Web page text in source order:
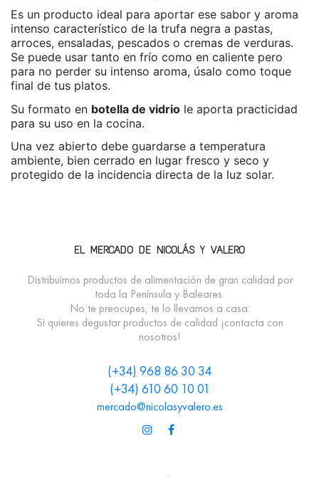
Es un producto ideal para aportar ese sabor y aroma
intenso característico de la trufa negra a pastas,
arroces, ensaladas, pescados o cremas de verduras.
Se puede usar tanto en frío como en caliente pero
para no perder su intenso aroma, úsalo como toque
final de tus platos.
Su formato en botella de vidrio le aporta practicidad
para su uso en la cocina.
Una vez abierto debe guardarse a temperatura
ambiente, bien cerrado en lugar fresco y seco y
protegido de la incidencia directa de la luz solar.
EL MERCADO DE NICOLÁS Y VALERO
Distribuimos productos de alimentación de gran calidad por
toda la Península y Baleares.
No te preocupes, te lo llevamos a casa.
Si quieres degustar productos de calidad ¡contacta con
nosotros!
(+34) 968 86 30 34
(+34) 610 60 10 01
mercado@nicolasyvalero.es